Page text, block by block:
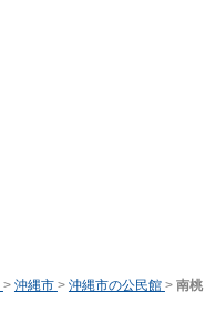
> 沖縄市 > 沖縄市の公民館 > 南桃